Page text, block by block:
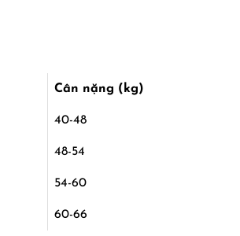
Cân nặng (kg)
40-48
48-54
54-60
60-66